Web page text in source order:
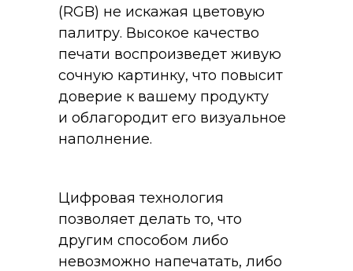
(RGB) не искажая цветовую
палитру. Высокое качество
печати воспроизведет живую
сочную картинку, что повысит
доверие к вашему продукту
и облагородит его визуальное
наполнение.
Цифровая технология
позволяет делать то, что
другим способом либо
невозможно напечатать, либо